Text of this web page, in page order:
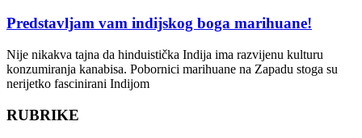
Predstavljam vam indijskog boga marihuane!
Nije nikakva tajna da hinduistička Indija ima razvijenu kulturu
konzumiranja kanabisa. Pobornici marihuane na Zapadu stoga su
nerijetko fascinirani Indijom
RUBRIKE